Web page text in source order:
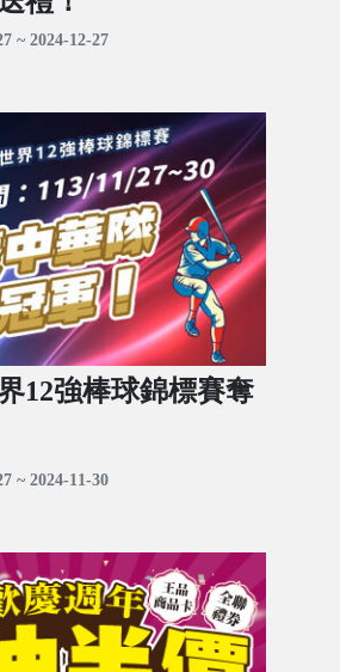
~ 2024-12-27
12強棒球錦標賽奪
~ 2024-11-30